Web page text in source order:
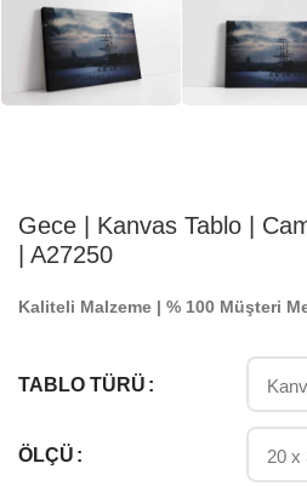
Gece | Kanvas Tablo |
| A27250
Kaliteli Malzeme | % 100 Müşteri
TABLO TÜRÜ
ÖLÇÜ